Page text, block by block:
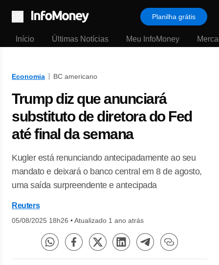
Menu
Planilha grátis
Início Últimas Notícias Meu InfoMoney
Economia BC americano
Trump diz que anunciará
substituto de diretora do Fed
até final da semana
Kugler está renunciando antecipadamente ao seu
mandato e deixará o banco central em 8 de agosto,
uma saída surpreendente e antecipada
Reuters
05/08/2025 18h26 •Atualizado 1 ano atrás